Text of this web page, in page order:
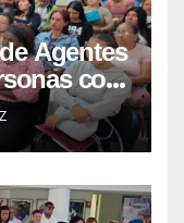
Agentes
con
de